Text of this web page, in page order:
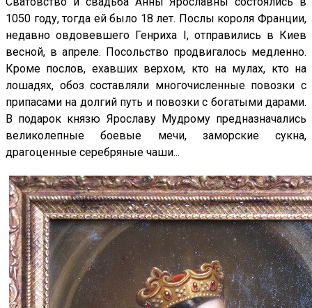
1050 году, тогда ей было 18 лет. Послы короля Франции,
недавно овдовевшего Генриха I, отправились в Киев
весной, в апреле. Посольство продвигалось медленно.
Кроме послов, ехавших верхом, кто на мулах, кто на
лошадях, обоз составляли многочисленные повозки с
припасами на долгий путь и повозки с богатыми дарами.
В подарок князю Ярославу Мудрому предназначались
великолепные боевые мечи, заморские сукна,
драгоценные серебряные чаши...